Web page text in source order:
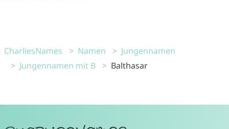
CharliesNames Namen
Jungennamen
Jungennamen mit B
Balthasar